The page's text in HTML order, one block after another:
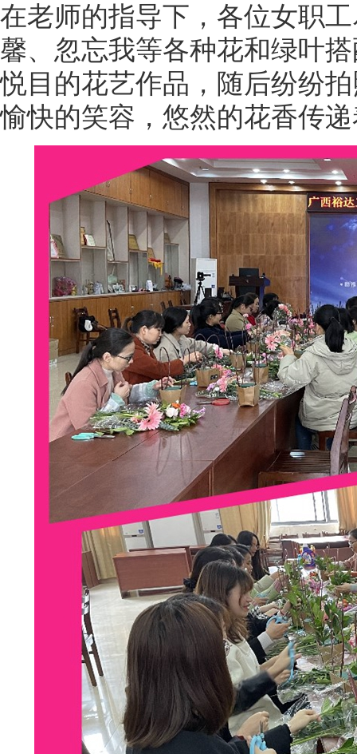
在老师的指导下，各位女职
馨、忽忘我等各种花和绿叶
悦目的花艺作品，随后纷纷
愉快的笑容，悠然的花香传